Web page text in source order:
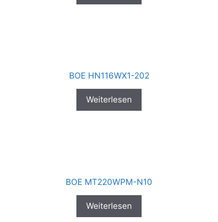
BOE HN116WX1-202
Weiterlesen
BOE MT220WPM-N10
Weiterlesen